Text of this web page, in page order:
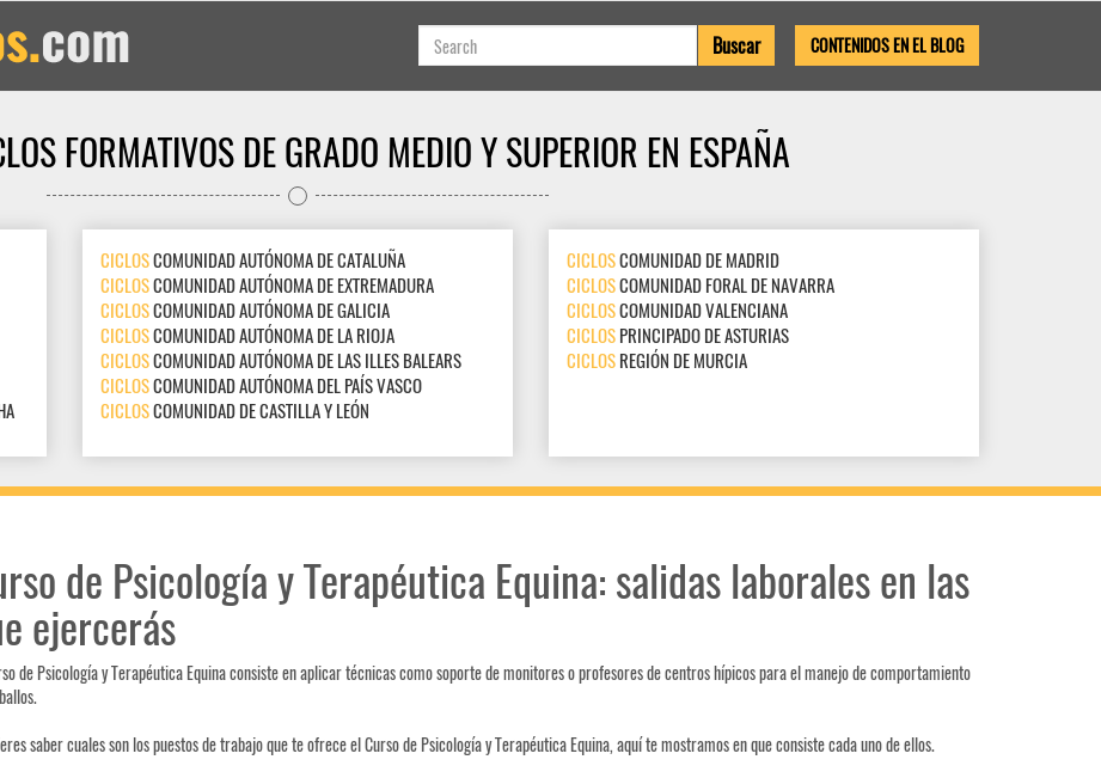
CONTENIDOS EN EL BLOG
FORMATIVOS DE GRADO MEDIO Y SUPERIOR EN ESPAÑA
CICLOSCOMUNIDAD AUTÓNOMA DE CATALUÑA
CICLOSCOMUNIDAD AUTÓNOMA DE EXTREMADURA
CICLOSCOMUNIDAD AUTÓNOMA DE GALICIA
CICLOSCOMUNIDAD AUTÓNOMA DE LA RIOJA
CICLOSCOMUNIDAD AUTÓNOMA DE LAS ILLES BALEARS
CICLOSCOMUNIDAD AUTÓNOMA DEL PAÍS VASCO
CICLOSCOMUNIDAD DE CASTILLA Y LEÓN
CICLOSCOMUNIDAD DE MADRID
CICLOSCOMUNIDAD FORAL DE NAVARRA
CICLOSCOMUNIDAD VALENCIANA
CICLOSPRINCIPADO DE ASTURIAS
CICLOSREGIÓN DE MURCIA
de Psicología y Terapéutica Equina: salidas laborales en las
ejercerás
de Psicología y Terapéutica Equina consiste en aplicar técnicas como soporte de monitores o profesores de centros hípicos para el manejo de comportamiento
saber cuales son los puestos de trabajo que te ofrece el Curso de Psicología y Terapéutica Equina, aquí te mostramos en que consiste cada uno de ellos.